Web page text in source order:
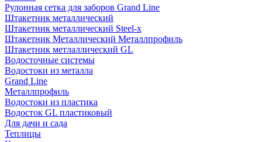
Рулонная сетка для заборов Grand Line
Штакетник металлический
Штакетник металлический Steel-x
Штакетник Металлический Металлпрофиль
Штакетник метлаллический GL
Водосточные системы
Водостоки из металла
Grand Line
Металлпрофиль
Водостоки из пластика
Водосток GL пластиковый
Для дачи и сада
Теплицы